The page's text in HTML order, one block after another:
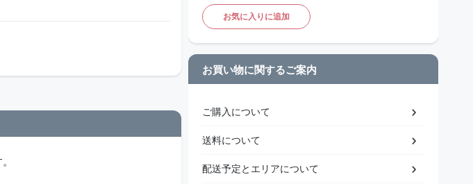
お気に入りに追加
お買い物に関するご案内
ご購入について
送料について
配送予定とエリアについて